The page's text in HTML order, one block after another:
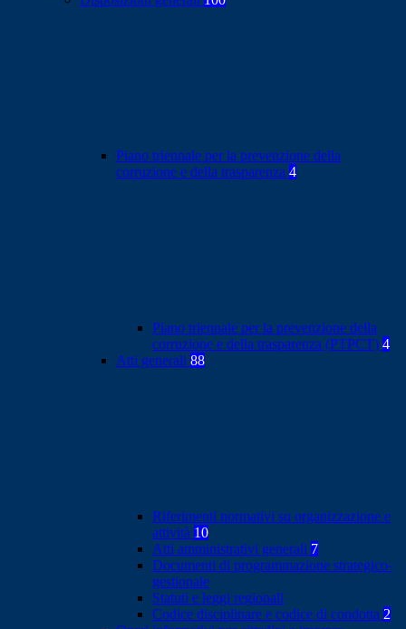
Piano triennale per la prevenzione della
corruzione e della trasparenza 4
Piano triennale per la prevenzione della
corruzione e della trasparenza (PTPCT) 4
Atti generali 88
Riferimenti normativi su organizzazione e
attività 10
Atti amministrativi generali 7
Documenti di programmazione strategico-
gestionale
Statuti e leggi regionali
Codice disciplinare e codice di condotta 2